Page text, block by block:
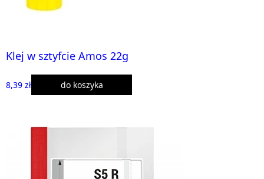
Klej w sztyfcie Amos 22g
8,39 zł do koszyka